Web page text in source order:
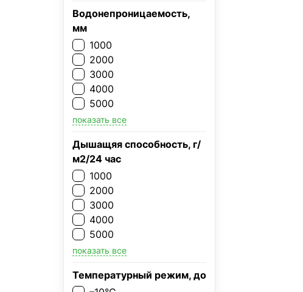
Водонепроницаемость,
мм
1000
2000
3000
4000
5000
показать все
Дышащяя способность, г/
м2/24 час
1000
2000
3000
4000
5000
показать все
Температурный режим, до